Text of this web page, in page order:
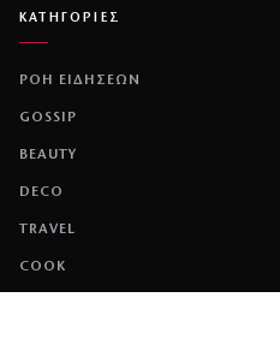
ΚΑΤΗΓΟΡΙΕΣ
ΡΟΗ ΕΙΔΗΣΕΩΝ
GOSSIP
BEAUTY
DECO
TRAVEL
COOK